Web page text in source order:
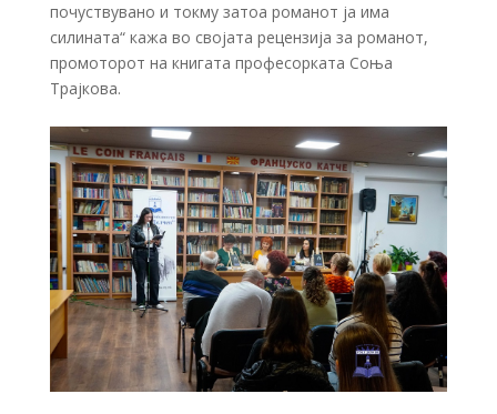
почуствувано и токму затоа романот ја има
силината“ кажа во својата рецензија за романот,
промоторот на книгата професорката Соња
Трајкова.